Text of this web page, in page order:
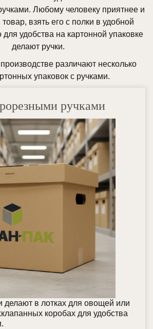
Любому человеку приятнее и
взять его с полки в удобной
удобства на картонной упаковке
делают ручки.
различают несколько
упаковок с ручками.
ручками
делают в лотках для овощей или
коробах для удобства